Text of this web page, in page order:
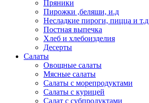
Пряники
Пирожки ,беляши, и.д
Несладкие пироги, пицца и т.д
Постная выпечка
Хлеб и хлебоизделия
Десерты
Салаты
Овощные салаты
Мясные салаты
Салаты с морепродуктами
Салаты с курицей
Салат с субпродуктами